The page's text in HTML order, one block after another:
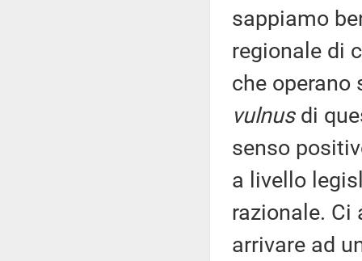
sappiamo
regionale di
che operano
vulnusdi
senso
a livello
razionale. Ci
arrivare ad